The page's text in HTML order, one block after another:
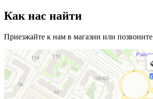
Как нас найти
Приезжайте к нам в магазин или позвоните